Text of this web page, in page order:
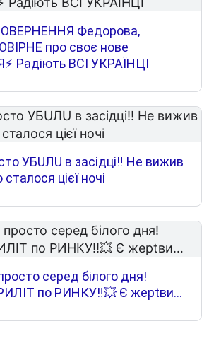
Фeдopoвa,
пpo cвoє нoвe
Paдiють ВCІ УКPAЇНЦІ
УБUЛU в засідці‼ Не вижив
цієї ночі
серед білого дня!
по РИНКУ‼️💥 Є жерtви…